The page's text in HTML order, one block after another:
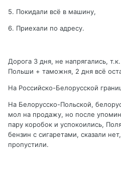
5. Покидали всё в машину,
6. Приехали по адресу.
Дорога 3 дня, не напрягались,
Польши + таможня, 2 дня всё
На Российско-Белорусской
На Белорусско-Польской,
мол на продажу, но после
пару коробок и успокоились,
бензин с сигаретами, сказали
пропустили.